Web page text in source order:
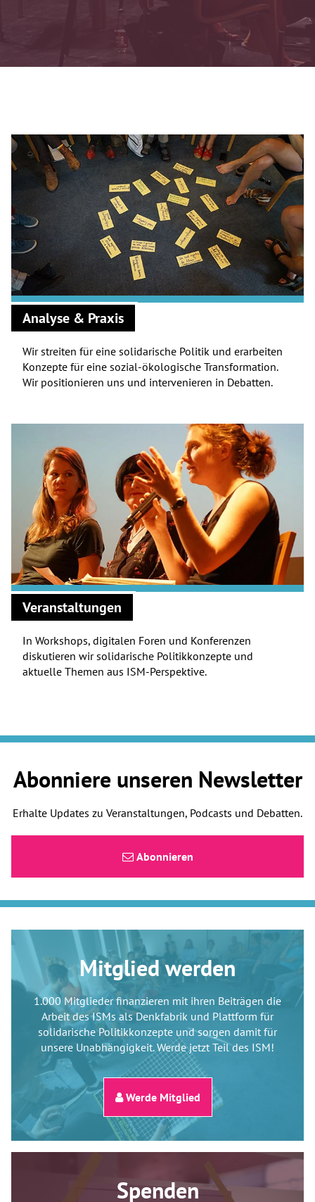
Analyse & Praxis
Wir streiten für eine solidarische Politik und erarbeiten
Konzepte für eine sozial-ökologische Transformation.
Wir positionieren uns und intervenieren in Debatten.
Veranstaltungen
In Workshops, digitalen Foren und Konferenzen
diskutieren wir solidarische Politikkonzepte und
aktuelle Themen aus ISM-Perspektive.
Abonniere unseren Newsletter
Erhalte Updates zu Veranstaltungen, Podcasts und Debatten.
Abonnieren
Mitglied werden
1.000 Mitglieder finanzieren mit ihren Beiträgen die
Arbeit des ISMs als Denkfabrik und Plattform für
solidarische Politikkonzepte und sorgen damit für
unsere Unabhängigkeit. Werde jetzt Teil des ISM!
Werde Mitglied
Spenden